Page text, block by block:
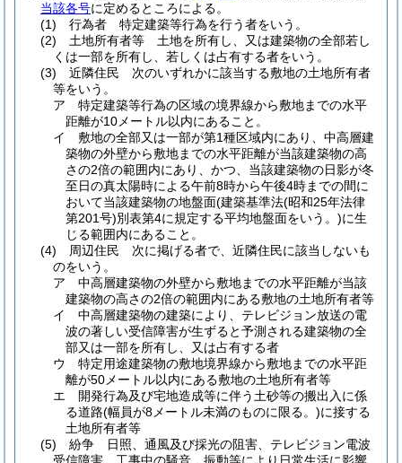
当該各号に定めるところによる。
(1)
行為者 特定建築等行為を行う者をいう。
(2)
土地所有者等 土地を所有し、又は建築物の全部若し
くは一部を所有し、若しくは占有する者をいう。
(3)
近隣住民 次のいずれかに該当する敷地の土地所有者
等をいう。
ア
特定建築等行為の区域の境界線から敷地までの水平
距離が10メートル以内にあること。
イ
敷地の全部又は一部が第1種区域内にあり、中高層建
築物の外壁から敷地までの水平距離が当該建築物の高
さの2倍の範囲内にあり、かつ、当該建築物の日影が冬
至日の真太陽時による午前8時から午後4時までの間に
おいて当該建築物の地盤面(建築基準法(昭和25年法律
第201号)別表第4に規定する平均地盤面をいう。)に生
じる範囲内にあること。
(4)
周辺住民 次に掲げる者で、近隣住民に該当しないも
のをいう。
ア
中高層建築物の外壁から敷地までの水平距離が当該
建築物の高さの2倍の範囲内にある敷地の土地所有者等
イ
中高層建築物の建築により、テレビジョン放送の電
波の著しい受信障害が生ずると予測される建築物の全
部又は一部を所有し、又は占有する者
ウ
特定用途建築物の敷地境界線から敷地までの水平距
離が50メートル以内にある敷地の土地所有者等
エ
開発行為及び宅地造成等に伴う土砂等の搬出入に係
る道路(幅員が8メートル未満のものに限る。)に接する
土地所有者等
(5)
紛争 日照、通風及び採光の阻害、テレビジョン電波